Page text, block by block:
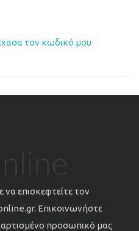
τον κωδικό μου
να επισκεφτείτε τον
Επικοινωνήστε
προσωπικό μας